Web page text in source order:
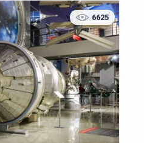
6625